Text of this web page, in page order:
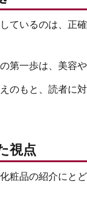
ているのは、正
第一歩は、美容
のもと、読者に
視点
粧品の紹介にと